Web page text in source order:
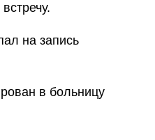
на запись
в больницу